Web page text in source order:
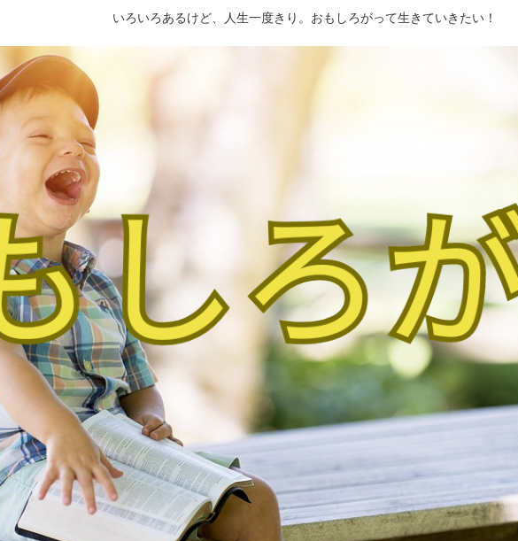
いろいろあるけど、人生一度きり。おもしろがって生きていきたい！